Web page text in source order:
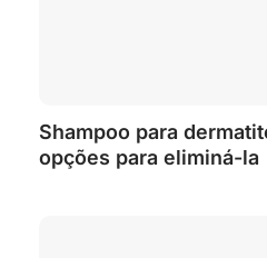
Shampoo para
opções para eliminá-la